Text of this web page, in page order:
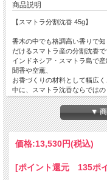
商品説明
【スマトラ分割沈香 45g】
香木の中でも格調高い香りで
だけるスマトラ産の分割沈香で
インドネシア・スマトラ島で
聞香や空薫、
お香づくりの材料として幅広
中に、スマトラ沈香ならではの
爽やかさとほのかな甘みが感
だけます。
お寺での法要や焼香はもちろ
時間にもおすすめです。
また、香木愛好家の方への贈
る趣を感じていただけます。
▼ 商
価格:13,530円(税込)
[ポイント還元 135ポ